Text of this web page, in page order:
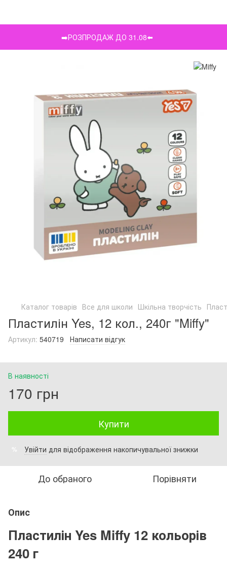
➡️РОЗПРОДАЖ ДО 31.08⬅️
Каталог товарів Все для школи Шкільна творчість
Пластилін Yes, 12 кол., 240г "Miffy"
Артикул: 540719 Написати відгук
В наявності
170 грн
Купити
% Увійти для відображення накопичувальної знижки
До обраного Порівняти
Опис
Пластилін Yes Miffy 12 кольорів
240 г